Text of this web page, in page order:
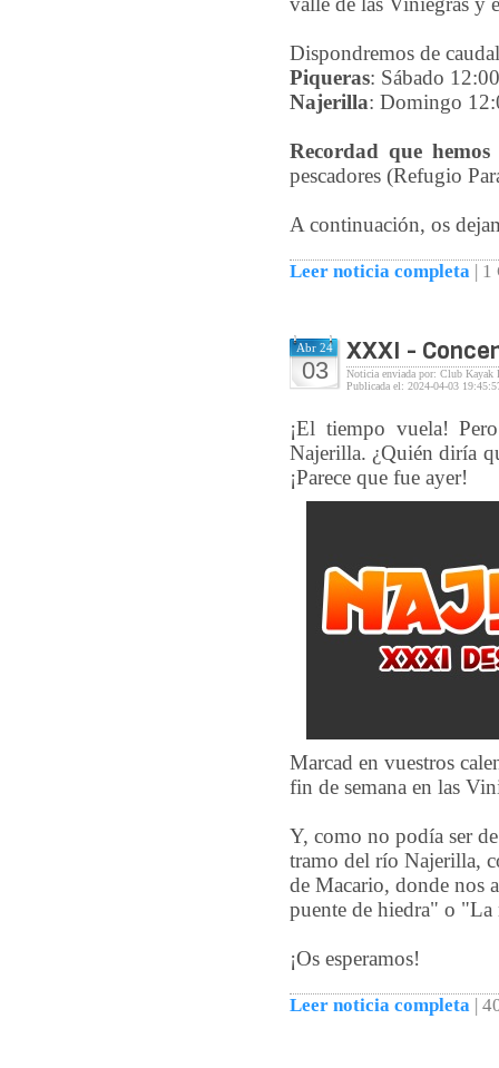
Dispondremos de
Piqueras: Sábado
Najerilla: Domingo
Recordad que
pescadores (Refugio
A continuación, os
Leer noticia completa | 1
Abr 24
03
XXXI -
Noticia enviada por: Club Kayak
Publicada el: 2024-04-03
¡El tiempo vuela!
Najerilla. ¿Quién diría
¡Parece que fue ayer!
Marcad en vuestros
fin de semana en las
Y, como no podía ser
tramo del río Najerilla,
de Macario, donde nos
puente de hiedra" o "La
¡Os esperamos!
Leer noticia completa |